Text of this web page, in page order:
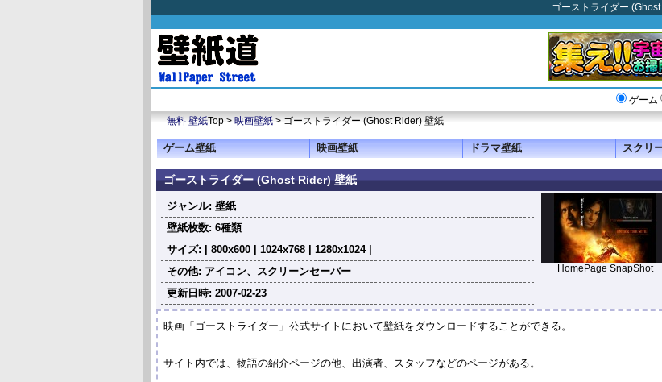
ゴーストライダー
ゲーム
無料 壁紙Top >映画壁紙> ゴーストライダー (Ghost Rider) 壁紙
ゲーム壁紙 映画壁紙 ドラマ壁紙 スクリ
ゴーストライダー (Ghost Rider) 壁紙
ジャンル: 壁紙
壁紙枚数: 6種類
サイズ: | 800x600 | 1024x768 | 1280x1024 |
その他: アイコン、スクリーンセーバー
更新日時: 2007-02-23
HomePage SnapShot
映画「ゴーストライダー」公式サイトにおいて壁紙をダウンロードすることができる。
サイト内では、物語の紹介ページの他、出演者、スタッフなどのページがある。